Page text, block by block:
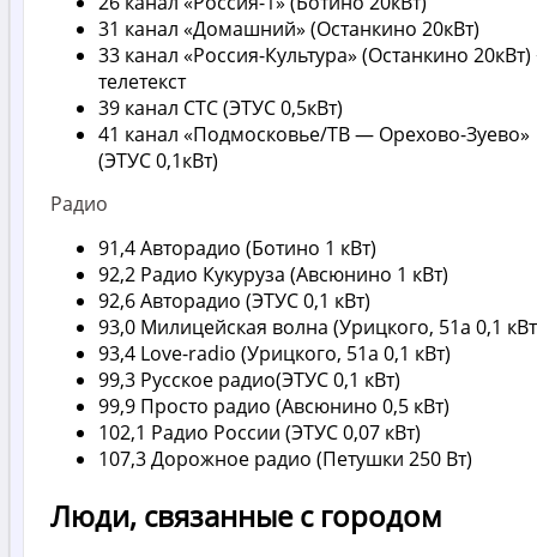
31 канал «Домашний» (Останкино 20кВт)
33 канал «Россия-Культура» (Останкино 20кВт)
телетекст
39 канал СТС (ЭТУС 0,5кВт)
41 канал «Подмосковье/ТВ — Орехово-Зуево»
(ЭТУС 0,1кВт)
Радио
91,4 Авторадио (Ботино 1 кВт)
92,2 Радио Кукуруза (Авсюнино 1 кВт)
92,6 Авторадио (ЭТУС 0,1 кВт)
93,0 Милицейская волна (Урицкого, 51а 0,1
93,4 Love-radio (Урицкого, 51а 0,1 кВт)
99,3 Русское радио(ЭТУС 0,1 кВт)
99,9 Просто радио (Авсюнино 0,5 кВт)
102,1 Радио России (ЭТУС 0,07 кВт)
107,3 Дорожное радио (Петушки 250 Вт)
Люди, связанные с городом